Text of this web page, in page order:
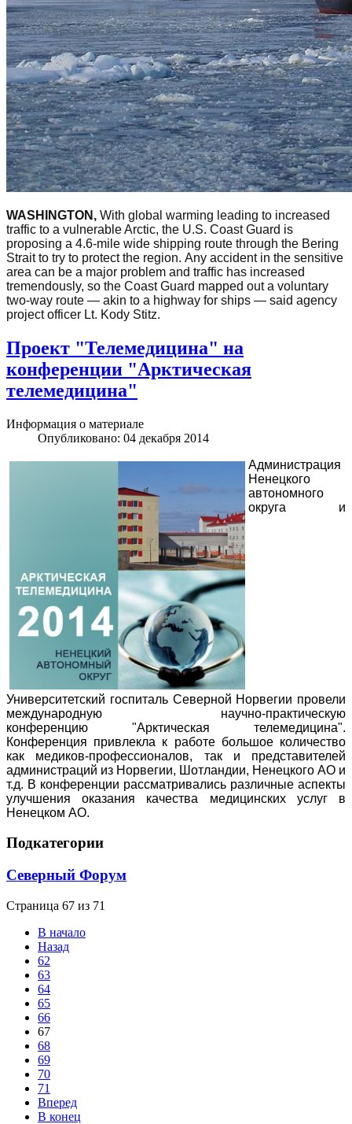
WASHINGTON, With global warming leading to increased
traffic to a vulnerable Arctic, the U.S. Coast Guard is
proposing a 4.6-mile wide shipping route through the Bering
Strait to try to protect the region. Any accident in the sensitive
area can be a major problem and traffic has increased
tremendously, so the Coast Guard mapped out a voluntary
two-way route — akin to a highway for ships — said agency
project officer Lt. Kody Stitz.
Проект "Телемедицина" на
конференции "Арктическая
телемедицина"
Информация о материале
Опубликовано: 04 декабря 2014
Администрация
Ненецкого
автономного
округа и
Университетский госпиталь Северной Норвегии провели
международную научно-практическую
конференцию "Арктическая телемедицина".
Конференция привлекла к работе большое количество
как медиков-профессионалов, так и представителей
администраций из Норвегии, Шотландии, Ненецкого АО и
т.д. В конференции рассматривались различные аспекты
улучшения оказания качества медицинских услуг в
Ненецком АО.
Подкатегории
Северный Форум
Страница 67 из 71
В начало
Назад
62
63
64
65
66
67
68
69
70
71
Вперед
В конец